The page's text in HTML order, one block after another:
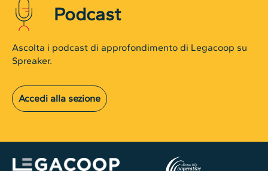
Podcast
Ascolta i podcast di approfondimento di Legacoop su
Spreaker.
Accedi alla sezione